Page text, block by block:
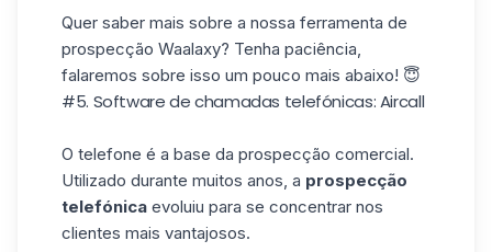
Quer saber mais sobre a nossa ferramenta de
prospecção Waalaxy? Tenha paciência,
falaremos sobre isso um pouco mais abaixo! 😇
#5. Software de chamadas telefónicas: Aircall
O telefone é a base da prospecção comercial.
Utilizado durante muitos anos, a prospecção
telefónica evoluiu para se concentrar nos
clientes mais vantajosos.